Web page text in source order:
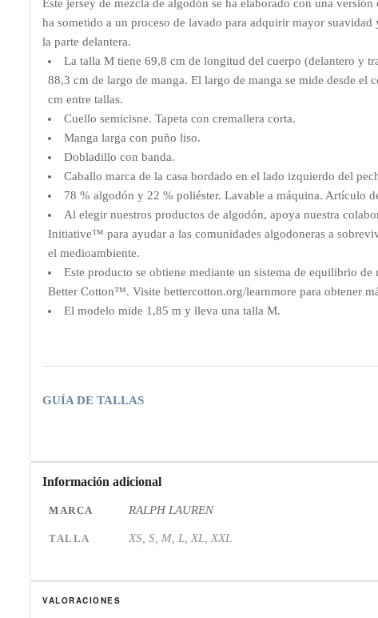
Este jersey de mezcla de algodón se ha elaborado con una
ha sometido a un proceso de lavado para adquirir mayor suavidad
la parte delantera.
La talla M tiene 69,8 cm de longitud del cuerpo (delantero y
88,3 cm de largo de manga. El largo de manga se mide desde el
cm entre tallas.
Cuello semicisne. Tapeta con cremallera corta.
Manga larga con puño liso.
Dobladillo con banda.
Caballo marca de la casa bordado en el lado izquierdo del
78 % algodón y 22 % poliéster. Lavable a máquina. Artículo
Al elegir nuestros productos de algodón, apoya nuestra
Initiative™ para ayudar a las comunidades algodoneras a
el medioambiente.
Este producto se obtiene mediante un sistema de equilibrio
Better Cotton™. Visite bettercotton.org/learnmore para obtener
El modelo mide 1,85 m y lleva una talla M.
GUÍA DE TALLAS
Información adicional
MARCA RALPH LAUREN
TALLA XS, S, M, L, XL, XXL
VALORACIONES